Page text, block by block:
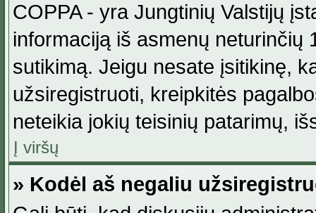
COPPA - yra Jungtinių Valstijų
informaciją iš asmenų neturinčių
sutikimą. Jeigu nesate įsitikinę,
užsiregistruoti, kreipkitės
neteikia jokių teisinių patarimų,
Į viršų
» Kodėl aš negaliu